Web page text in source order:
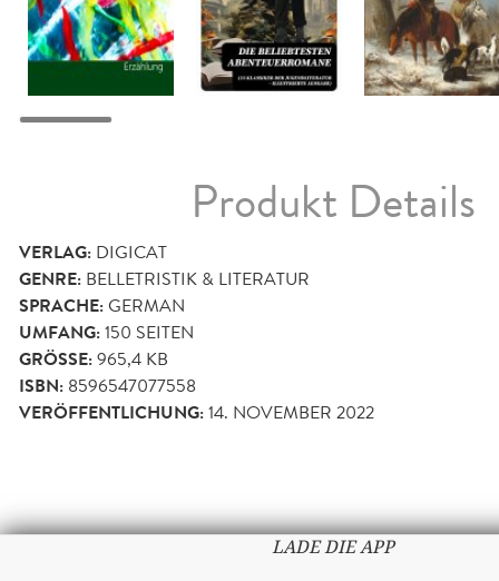
Produkt Details
VERLAG: DIGICAT
GENRE: BELLETRISTIK & LITERATUR
SPRACHE:GERMAN
UMFANG:150 SEITEN
GRÖSSE: 965,4 KB
ISBN: 8596547077558
VERÖFFENTLICHUNG:14. NOVEMBER 2022
LADE DIE APP